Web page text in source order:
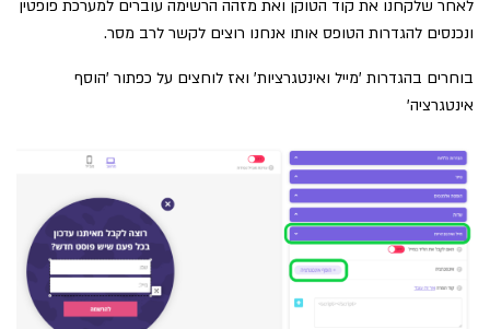
לאחר שלקחנו את קוד הטוקן ואת מזהה הרשימה עוברים למערכת פופטין
ונכנסים להגדרות הטופס אותו אנחנו רוצים לקשר לרב מסר.
בוחרים בהגדרות 'מייל ואינטגרציות' ואז לוחצים על כפתור 'הוסף
אינטגרציה'